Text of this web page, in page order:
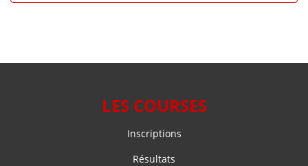
LES COURSES
Inscriptions
Résultats